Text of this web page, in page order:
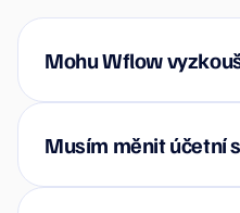
Mohu Wflow
Musím měnit účetní